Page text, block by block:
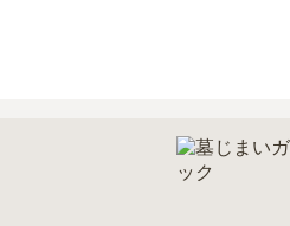
積もりを取るまで確定しません。
現地見学では、担当者に「提示金額